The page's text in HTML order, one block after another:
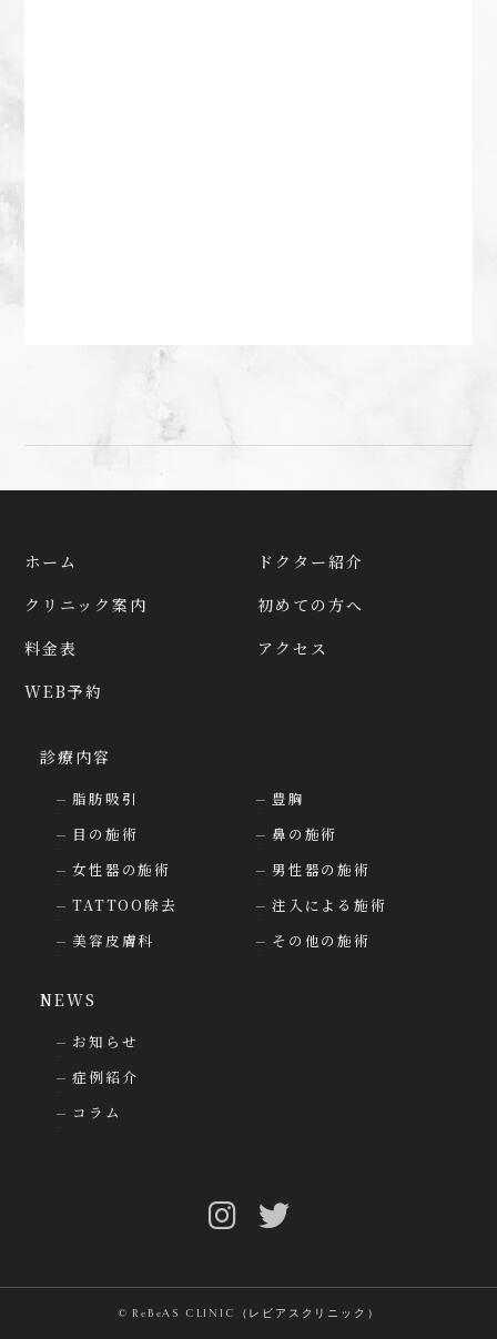
ホーム
ドクター紹介
クリニック案内
初めての方へ
料金表
アクセス
WEB予約
診療内容
脂肪吸引
豊胸
目の施術
鼻の施術
女性器の施術
男性器の施術
TATTOO除去
注入による施術
美容皮膚科
その他の施術
NEWS
お知らせ
症例紹介
コラム
© ReBeAS CLINIC（レビアスクリニック）